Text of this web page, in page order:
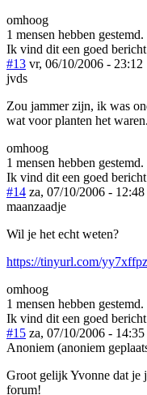
omhoog
1 mensen hebben gestemd.
Ik vind dit een goed bericht
#13 vr, 06/10/2006 - 23:12
jvds
Zou jammer zijn, ik was
wat voor planten het
omhoog
1 mensen hebben gestemd.
Ik vind dit een goed bericht
#14 za, 07/10/2006 - 12:48
maanzaadje
Wil je het echt weten?
https://tinyurl.com/yy7xffpz
omhoog
1 mensen hebben gestemd.
Ik vind dit een goed bericht
#15 za, 07/10/2006 - 14:35
Anoniem (anoniem
Groot gelijk Yvonne dat je
forum!